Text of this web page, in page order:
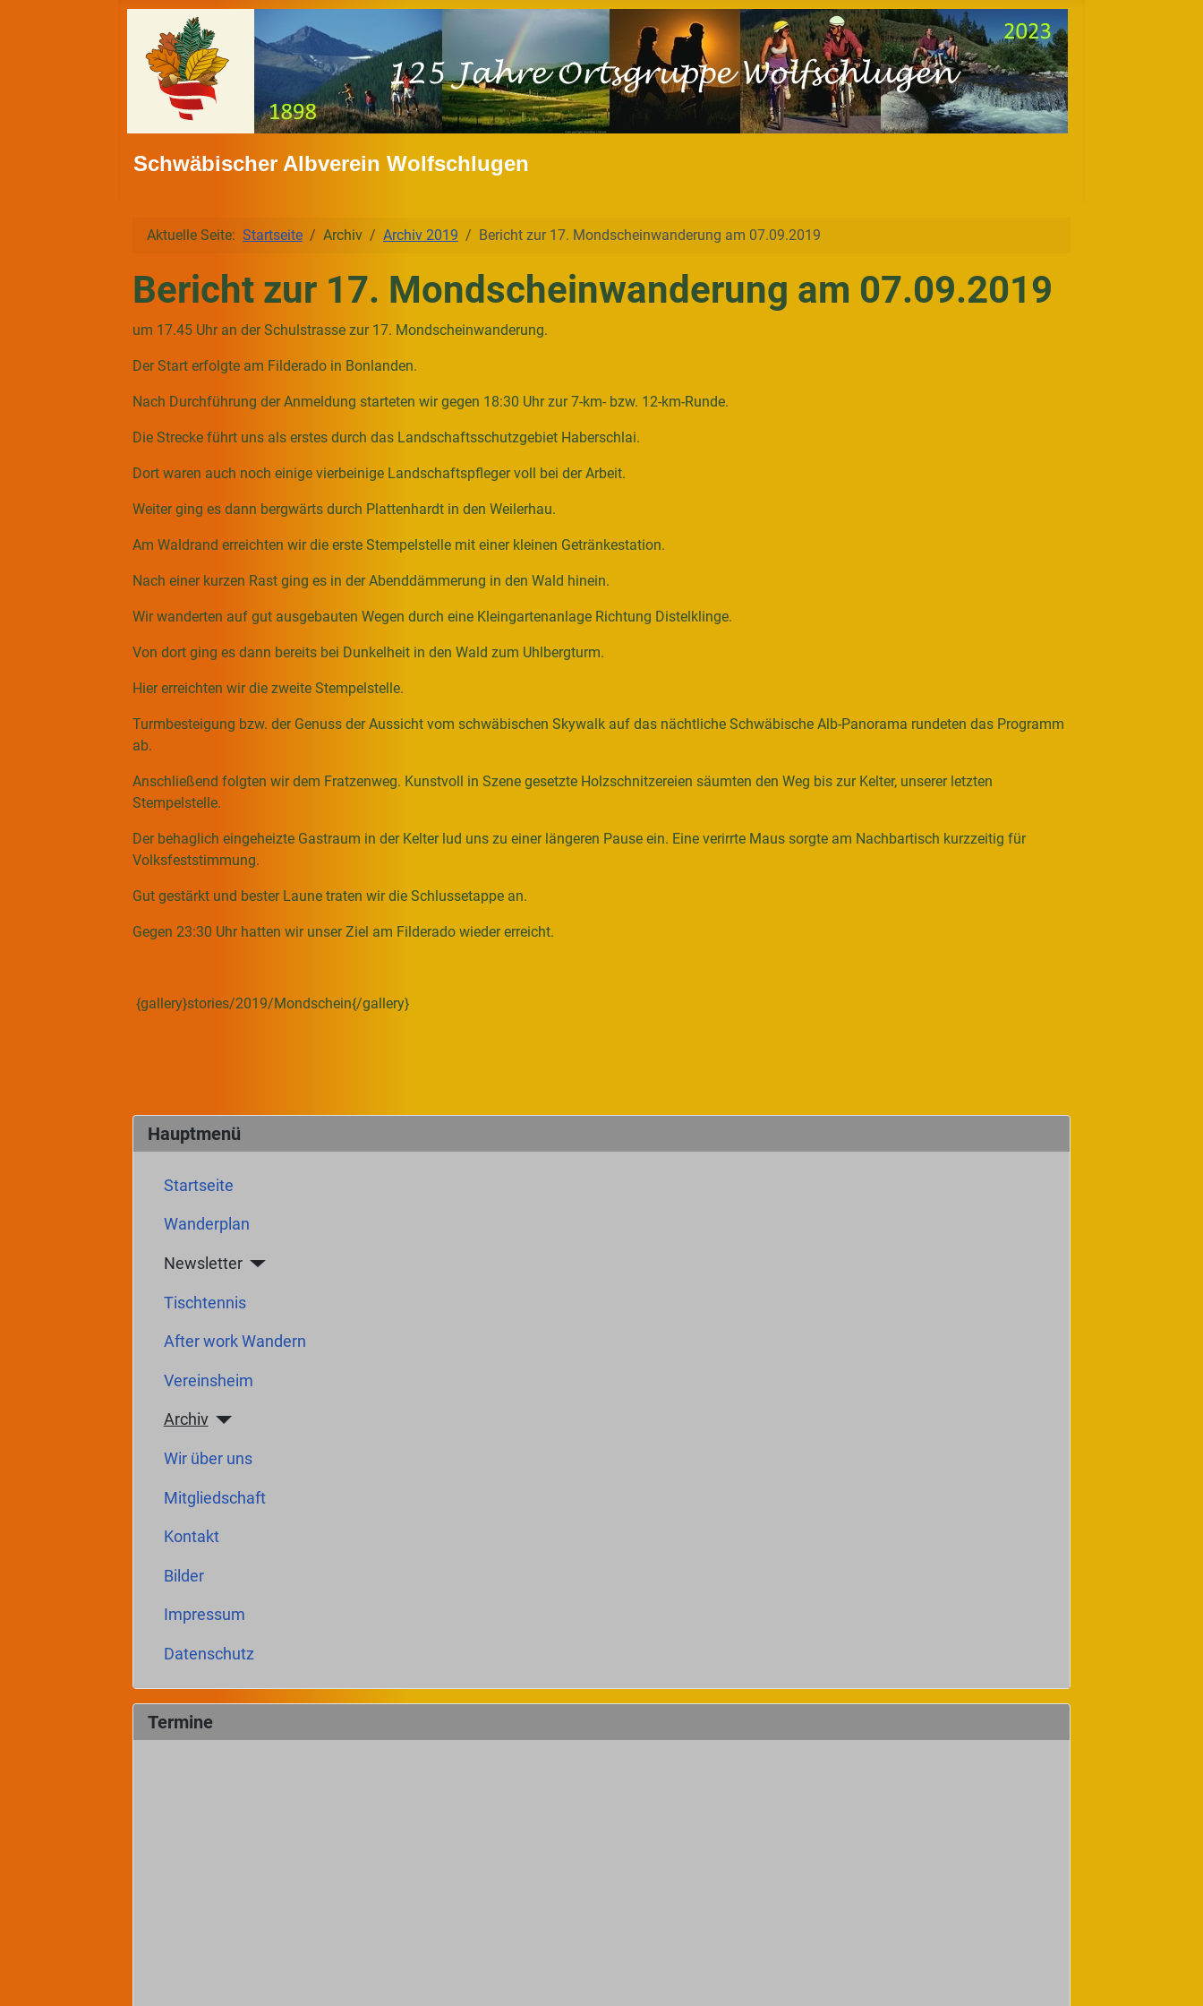
Schwäbischer Albverein Wolfschlugen
Hauptmenü
Startseite
Wanderplan
Newsletter
Tischtennis
After work Wandern
Vereinsheim
Archiv
Wir über uns
Mitgliedschaft
Kontakt
Bilder
Impressum
Datenschutz
Termine
Aktuelle Seite: Startseite Archiv Archiv 2019 Bericht zur 17. Mondscheinwanderung am 07.09.2019
Bericht zur 17. Mondscheinwanderung am 07.09.2019
um 17.45 Uhr an der Schulstrasse zur 17. Mondscheinwanderung.
Der Start erfolgte am Filderado in Bonlanden.
Nach Durchführung der Anmeldung starteten wir gegen 18:30 Uhr zur 7-km- bzw. 12-km-Runde.
Die Strecke führt uns als erstes durch das Landschaftsschutzgebiet Haberschlai.
Dort waren auch noch einige vierbeinige Landschaftspfleger voll bei der Arbeit.
Weiter ging es dann bergwärts durch Plattenhardt in den Weilerhau.
Am Waldrand erreichten wir die erste Stempelstelle mit einer kleinen Getränkestation.
Nach einer kurzen Rast ging es in der Abenddämmerung in den Wald hinein.
Wir wanderten auf gut ausgebauten Wegen durch eine Kleingartenanlage Richtung Distelklinge.
Von dort ging es dann bereits bei Dunkelheit in den Wald zum Uhlbergturm.
Hier erreichten wir die zweite Stempelstelle.
Turmbesteigung bzw. der Genuss der Aussicht vom schwäbischen Skywalk auf das nächtliche Schwäbische Alb-Panorama rundeten das Programm
ab.
Anschließend folgten wir dem Fratzenweg. Kunstvoll in Szene gesetzte Holzschnitzereien säumten den Weg bis zur Kelter, unserer letzten
Stempelstelle.
Der behaglich eingeheizte Gastraum in der Kelter lud uns zu einer längeren Pause ein. Eine verirrte Maus sorgte am Nachbartisch kurzzeitig für
Volksfeststimmung.
Gut gestärkt und bester Laune traten wir die Schlussetappe an.
Gegen 23:30 Uhr hatten wir unser Ziel am Filderado wieder erreicht.
{gallery}stories/2019/Mondschein{/gallery}